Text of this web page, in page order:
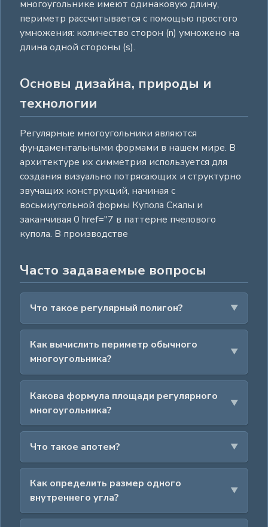
многоугольнике имеют одинаковую длину,
периметр рассчитывается с помощью простого
умножения: количество сторон (n) умножено на
длина одной стороны (s).
Основы дизайна, природы и
технологии
Регулярные многоугольники являются
фундаментальными формами в нашем мире. В
архитектуре их симметрия используется для
создания визуально потрясающих и структурно
звучащих конструкций, начиная с
восьмиугольной формы Купола Скалы и
заканчивая 0 href="7 в паттерне пчелового
купола. В производстве
Часто задаваемые вопросы
Что такое регулярный полигон?
Как вычислить периметр обычного
многоугольника?
Какова формула площади регулярного
многоугольника?
Что такое апотем?
Как определить размер одного
внутреннего угла?